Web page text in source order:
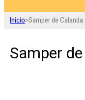
Inicio>Samper de Calanda
Samper